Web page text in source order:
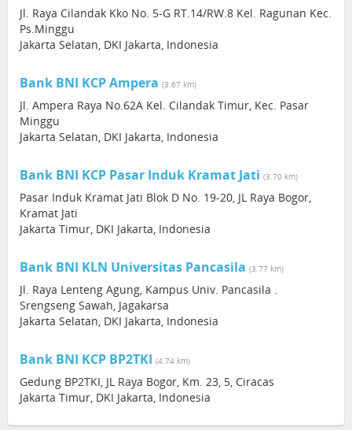
Jl. Raya Cilandak Kko No. 5-G RT.14/RW.8 Kel. Ragunan Kec.
Ps.Minggu
Jakarta Selatan, DKI Jakarta, Indonesia
Bank BNI KCP Ampera (3.67 km)
Jl. Ampera Raya No.62A Kel. Cilandak Timur, Kec. Pasar
Minggu
Jakarta Selatan, DKI Jakarta, Indonesia
Bank BNI KCP Pasar Induk Kramat Jati (3.70 km)
Pasar Induk Kramat Jati Blok D No. 19-20, JL Raya Bogor,
Kramat Jati
Jakarta Timur, DKI Jakarta, Indonesia
Bank BNI KLN Universitas Pancasila (3.77 km)
Jl. Raya Lenteng Agung, Kampus Univ. Pancasila .
Srengseng Sawah, Jagakarsa
Jakarta Selatan, DKI Jakarta, Indonesia
Bank BNI KCP BP2TKI (4.74 km)
Gedung BP2TKI, JL Raya Bogor, Km. 23, 5, Ciracas
Jakarta Timur, DKI Jakarta, Indonesia